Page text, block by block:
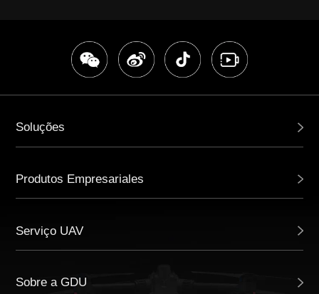
Soluções
Produtos Empresariales
Serviço UAV
Sobre a GDU